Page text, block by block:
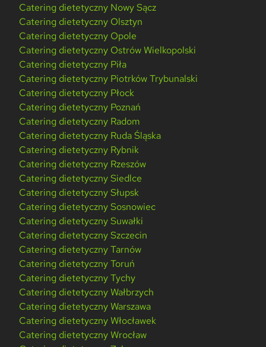
Catering dietetyczny Nowy Sącz
Catering dietetyczny Olsztyn
Catering dietetyczny Opole
Catering dietetyczny Ostrów Wielkopolski
Catering dietetyczny Piła
Catering dietetyczny Piotrków Trybunalski
Catering dietetyczny Płock
Catering dietetyczny Poznań
Catering dietetyczny Radom
Catering dietetyczny Ruda Śląska
Catering dietetyczny Rybnik
Catering dietetyczny Rzeszów
Catering dietetyczny Siedlce
Catering dietetyczny Słupsk
Catering dietetyczny Sosnowiec
Catering dietetyczny Suwałki
Catering dietetyczny Szczecin
Catering dietetyczny Tarnów
Catering dietetyczny Toruń
Catering dietetyczny Tychy
Catering dietetyczny Wałbrzych
Catering dietetyczny Warszawa
Catering dietetyczny Włocławek
Catering dietetyczny Wrocław